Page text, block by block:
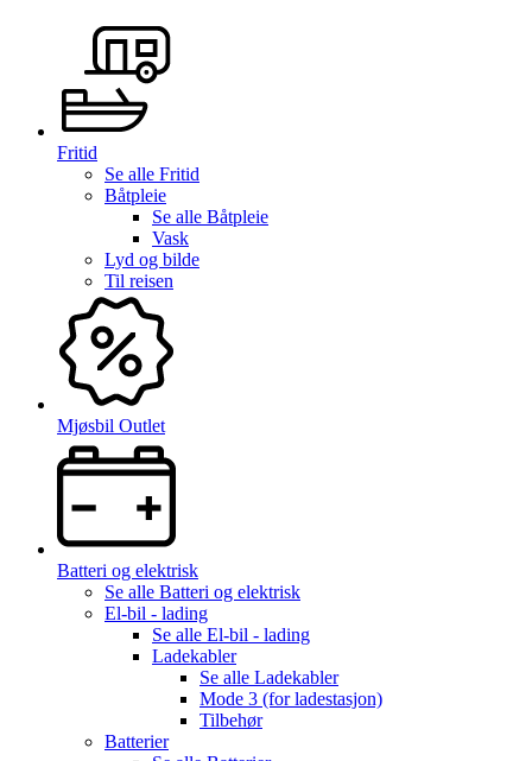
Fritid
Se alle Fritid
Båtpleie
Se alle Båtpleie
Vask
Lyd og bilde
Til reisen
Mjøsbil Outlet
Batteri og elektrisk
Se alle Batteri og elektrisk
El-bil - lading
Se alle El-bil - lading
Ladekabler
Se alle Ladekabler
Mode 3 (for ladestasjon)
Tilbehør
Batterier